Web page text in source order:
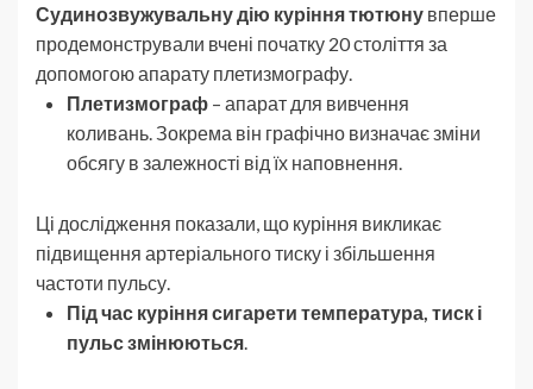
Судинозвужувальну дію куріння тютюну вперше
продемонстрували вчені початку 20 століття за
допомогою апарату плетизмографу.
Плетизмограф – апарат для вивчення
коливань. Зокрема він графічно визначає зміни
обсягу в залежності від їх наповнення.
Ці дослідження показали, що куріння викликає
підвищення артеріального тиску і збільшення
частоти пульсу.
Під час куріння сигарети температура, тиск і
пульс змінюються.